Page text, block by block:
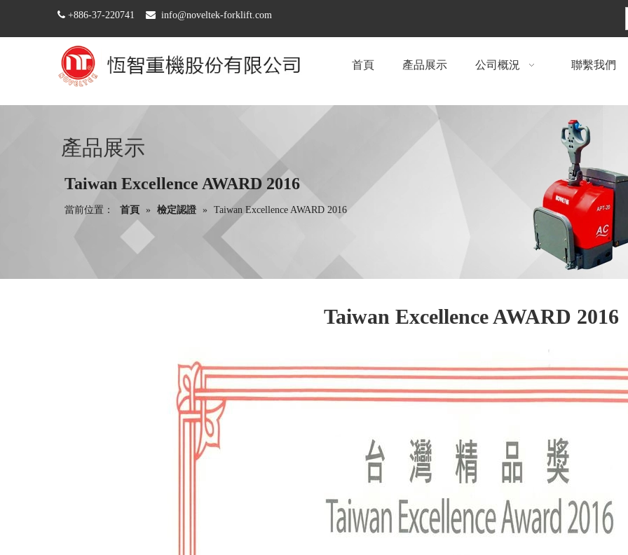
 +886-37-220741  info@noveltek-forklift.com
首頁 產品展示 公司概況 聯繫我們
產品展示
Taiwan Excellence AWARD 2016
當前位置： 首頁 » 檢定認證 » Taiwan Excellence AWARD 2016
Taiwan Excellence AWARD 2016